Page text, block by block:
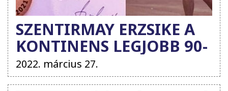
SZENTIRMAY ERZSIKE A
KONTINENS LEGJOBB 90-
ESE!
2022. március 27.